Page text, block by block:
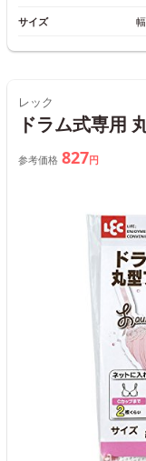
サイズ
レック
ドラム式専用
参考価格 827円